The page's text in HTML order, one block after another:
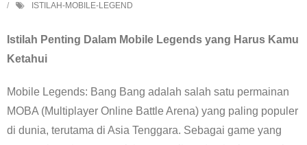
ISTILAH-MOBILE-LEGEND
Istilah Penting Dalam Mobile Legends yang Harus Kamu
Ketahui
Mobile Legends: Bang Bang adalah salah satu permainan
MOBA (Multiplayer Online Battle Arena) yang paling populer
di dunia, terutama di Asia Tenggara. Sebagai game yang